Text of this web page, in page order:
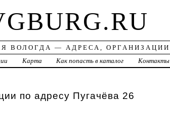
ВОЛОГДА — АДРЕСА, ОРГАНИЗАЦИИ
Карта Как попасть в каталог Контакты
по адресу Пугачёва 26